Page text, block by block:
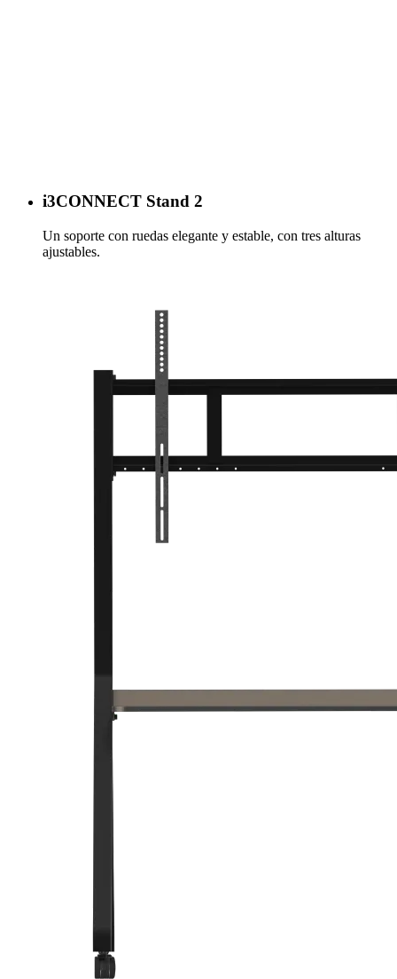
i3CONNECT Stand 2
Un soporte con ruedas elegante y estable, con tres alturas
ajustables.